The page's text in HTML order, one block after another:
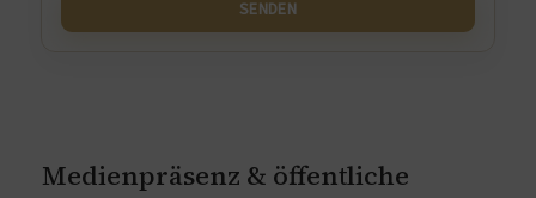
Medienpräsenz & öffentliche